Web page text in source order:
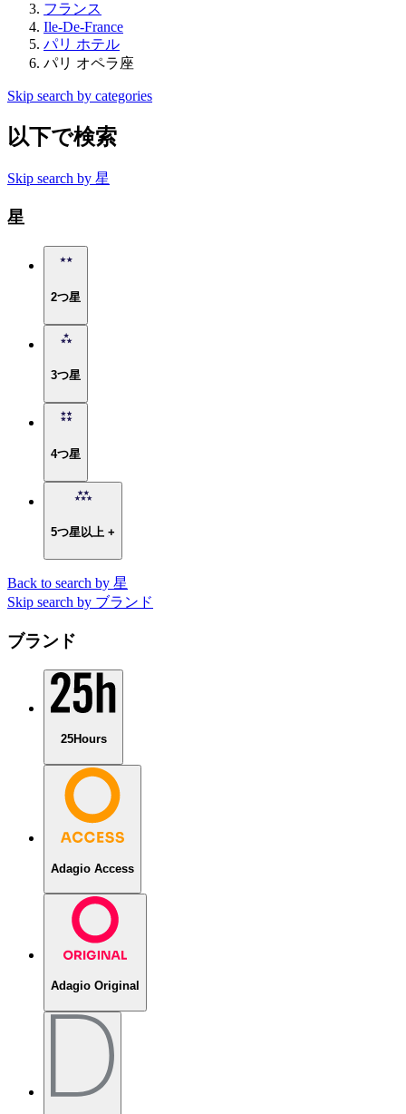
フランス
Ile-De-France
パリ ホテル
パリ オペラ座
Skip search by categories
以下で検索
Skip search by 星
星
2つ星
3つ星
4つ星
5つ星以上 +
Back to search by 星
Skip search by ブランド
ブランド
25Hours
Adagio Access
Adagio Original